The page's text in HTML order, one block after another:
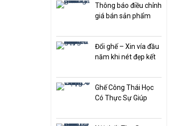
ƯU TRẢI NGHIỆM
Thông báo điều chỉnh
giá bán sản phẩm
Đổi ghế – Xin vía đầu
năm khi nét đẹp kết
đại
Ghế Công Thái Học
Có Thực Sự Giúp